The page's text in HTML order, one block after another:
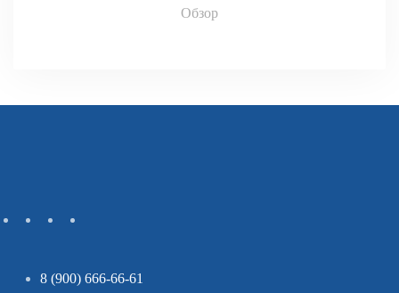
Обзор
8 (900) 666-66-61